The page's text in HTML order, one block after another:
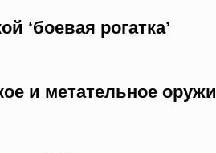
‘боевая рогатка’
и метательное